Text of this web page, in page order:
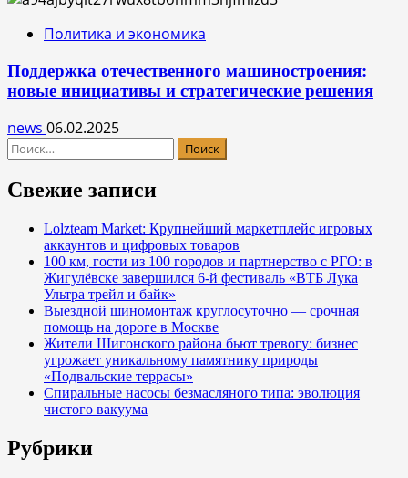
Политика и экономика
Поддержка отечественного машиностроения:
новые инициативы и стратегические решения
news 06.02.2025
Найти:
Свежие записи
Lolzteam Market: Крупнейший маркетплейс игровых
аккаунтов и цифровых товаров
100 км, гости из 100 городов и партнерство с РГО: в
Жигулёвске завершился 6-й фестиваль «ВТБ Лука
Ультра трейл и байк»
Выездной шиномонтаж круглосуточно — срочная
помощь на дороге в Москве
Жители Шигонского района бьют тревогу: бизнес
угрожает уникальному памятнику природы
«Подвальские террасы»
Спиральные насосы безмасляного типа: эволюция
чистого вакуума
Рубрики